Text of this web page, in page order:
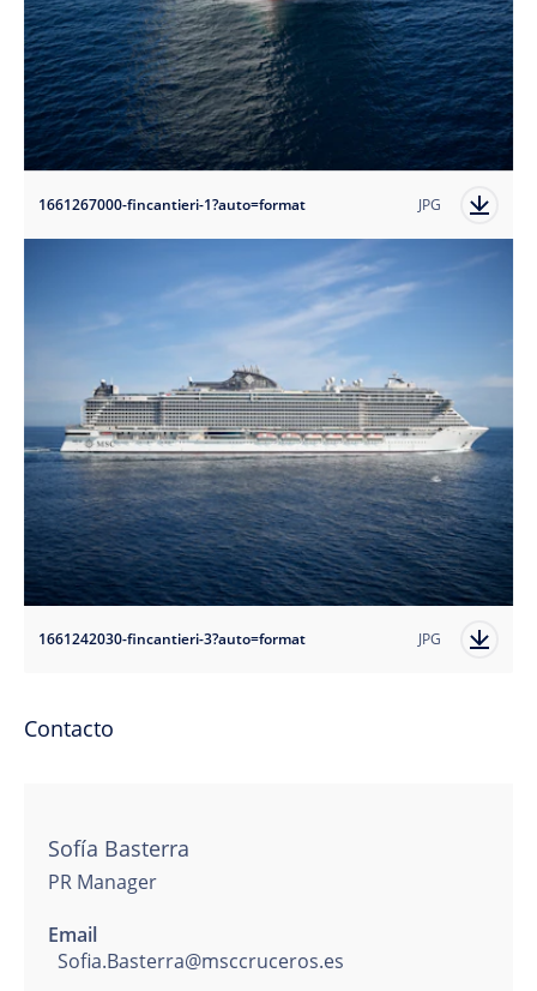
1661267000-fincantieri-1?auto=format JPG
1661242030-fincantieri-3?auto=format JPG
Contacto
Sofía Basterra
PR Manager
Email
Sofia.Basterra@msccruceros.es